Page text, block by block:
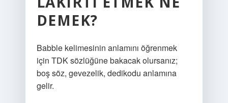
DEMEK?
Babble kelimesinin anlamını öğrenmek
için TDK sözlüğüne bakacak olursanız;
boş söz, gevezelik, dedikodu anlamına
gelir.